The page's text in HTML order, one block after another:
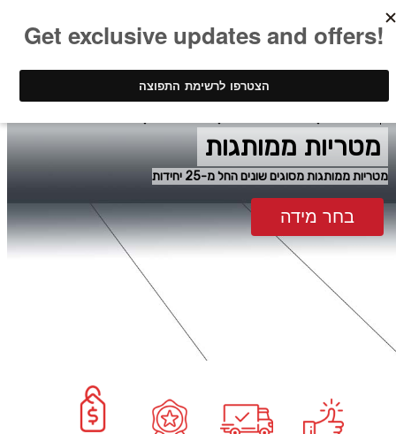
מטריות ממותגות
מטריות ממותגות מסוגים שונים החל מ-25 יחידות
בחר מידה